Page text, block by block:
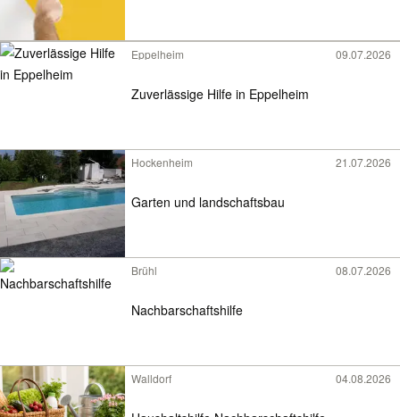
Eppelheim 09.07.2026
Zuverlässige Hilfe in Eppelheim
Hockenheim 21.07.2026
Garten und landschaftsbau
Brühl 08.07.2026
Nachbarschaftshilfe
Walldorf 04.08.2026